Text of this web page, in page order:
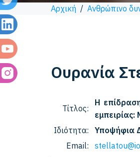
Αρχική / Ανθρώπινο
Ουρανία
Τίτλος:
Η
Ιδιότητα:
Υποψήφια
Email: